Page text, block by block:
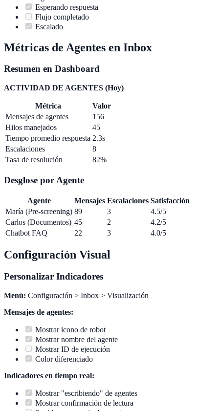
Esperando respuesta
Flujo completado
Escalado
Métricas de Agentes en Inbox
Resumen en Dashboard
ACTIVIDAD DE AGENTES (Hoy)
Métrica
Valor
Mensajes de agentes
156
Hilos manejados
45
Tiempo promedio respuesta 2.3s
Escalaciones
8
Tasa de resolución
82%
Desglose por Agente
Agente Mensajes Escalaciones Satisfacción
María (Pre-screening) 89 3
4.5/5
Carlos (Documentos) 45 2
4.2/5
Chatbot FAQ
22 3 4.0/5
Configuración Visual
Personalizar Indicadores
Menú: Configuración > Inbox > Visualización
Mensajes de agentes:
Mostrar icono de robot
Mostrar nombre del agente
Mostrar ID de ejecución
Color diferenciado
Indicadores en tiempo real:
Mostrar "escribiendo" de agentes
Mostrar confirmación de lectura